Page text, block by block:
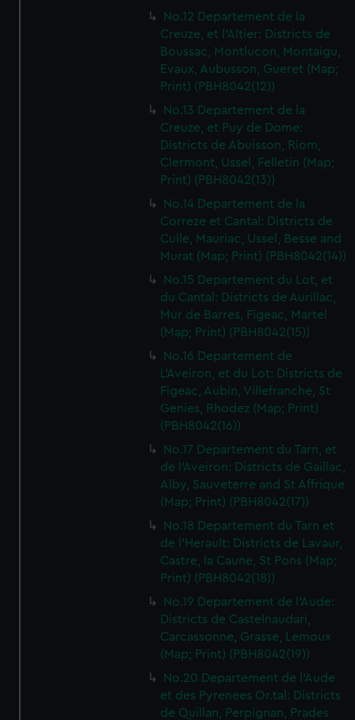
No.12 Departement de la
Creuze, et l'Altier: Districts de
Boussac, Montlucon, Montaigu,
Evaux, Aubusson, Gueret (Map;
Print) (PBH8042(12))
No.13 Departement de la
Creuze, et Puy de Dome:
Districts de Abuisson, Riom,
Clermont, Ussel, Felletin (Map;
Print) (PBH8042(13))
No.14 Departement de la
Correze et Cantal: Districts de
Culle, Mauriac, Ussel, Besse and
Murat (Map; Print) (PBH8042(14))
No.15 Departement du Lot, et
du Cantal: Districts de Aurillac,
Mur de Barres, Figeac, Martel
(Map; Print) (PBH8042(15))
No.16 Departement de
L'Aveiron, et du Lot: Districts de
Figeac, Aubin, Villefranche, St
Genies, Rhodez (Map; Print)
(PBH8042(16))
No.17 Departement du Tarn, et
de l'Aveiron: Districts de Gaillac,
Alby, Sauveterre and St Affrique
(Map; Print) (PBH8042(17))
No.18 Departement du Tarn et
de l'Herault: Districts de Lavaur,
Castre, la Caune, St Pons (Map;
Print) (PBH8042(18))
No.19 Departement de l'Aude:
Districts de Castelnaudari,
Carcassonne, Grasse, Lemoux
(Map; Print) (PBH8042(19))
No.20 Departement de l'Aude
et des Pyrenees Or.tal: Districts
de Quillan, Perpignan, Prades